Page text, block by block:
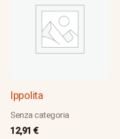
Ippolita
Senza categoria
12,91 €